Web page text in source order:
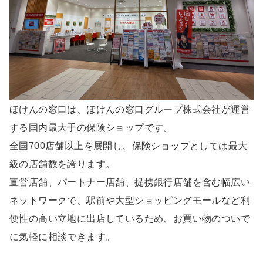
ほけんの窓口は、ほけんの窓口グループ株式会社が運営
する国内最大手の保険ショップです。
全国700店舗以上を展開し、保険ショップとしては最大
級の店舗数を誇ります。
直営店舗、パートナー店舗、提携銀行店舗を含む幅広い
ネットワークで、駅前や大型ショッピングモールなど利
便性の高い立地に出店しているため、お買い物のついで
に気軽に相談できます。